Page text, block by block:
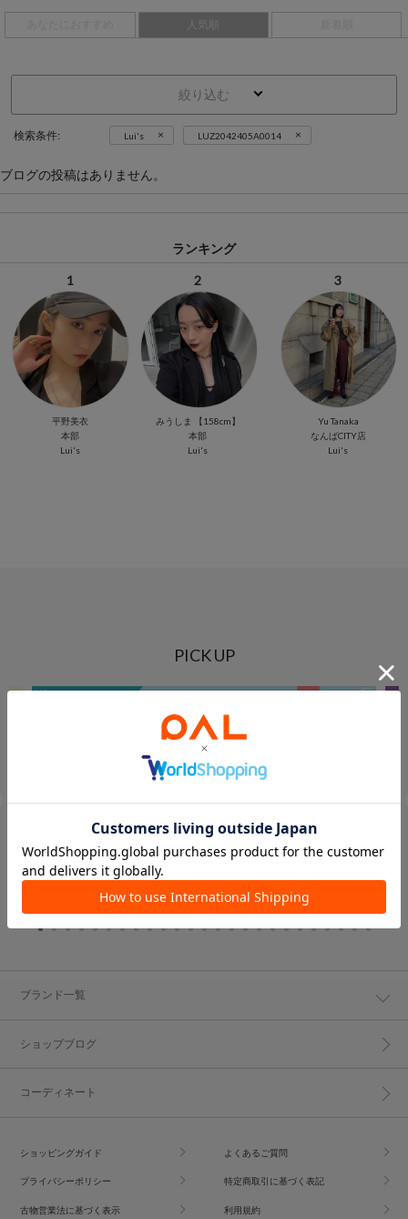
人気順
絞り込む
検索条件: Lui's × LUZ2042405A0014 ×
ブログの投稿はありません。
ランキング
1
平野美衣
本部
Lui's
2
みうしま 【158cm】
本部
Lui's
3
Yu Tanaka
なんばCITY店
Lui's
PICK UP
ブランド一覧
ショップブログ
コーディネート
ショッピングガイド よくあるご質問
プライバシーポリシー 特定商取引に基づく表記
古物営業法に基づく表示 利用規約